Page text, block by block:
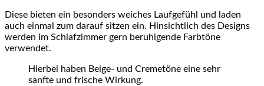
Diese bieten ein besonders weiches Laufgefühl
und laden
auch einmal zum darauf sitzen ein. Hinsichtlich des Designs
werden im Schlafzimmer gern beruhigende Farbtöne
verwendet.
Hierbei haben Beige- und Cremetöne eine sehr
sanfte und frische Wirkung.